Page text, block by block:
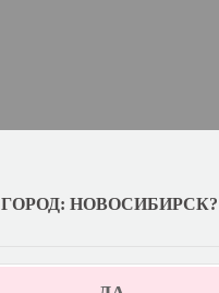
НОВОСИБИРСК?